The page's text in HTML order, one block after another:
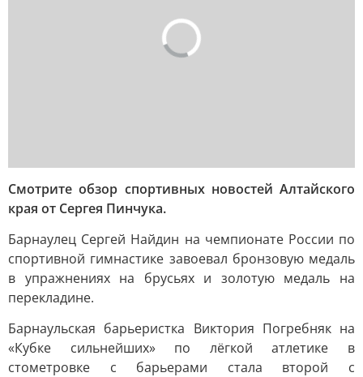
Cмотрите обзор спортивных новостей Алтайского
края от Сергея Пинчука.
Барнаулец Сергей Найдин на чемпионате России по
спортивной гимнастике завоевал бронзовую медаль
в упражнениях на брусьях и золотую медаль на
перекладине.
Барнаульская барьеристка Виктория Погребняк на
«Кубке сильнейших» по лёгкой атлетике в
стометровке с барьерами стала второй с